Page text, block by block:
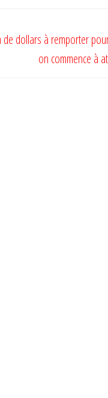
de dollars à remporter
on commence à